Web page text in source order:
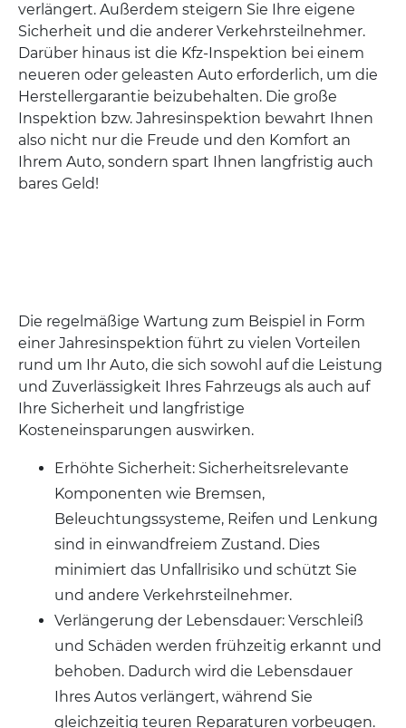
verlängert. Außerdem steigern Sie Ihre eigene
Sicherheit und die anderer Verkehrsteilnehmer.
Darüber hinaus ist die Kfz-Inspektion bei einem
neueren oder geleasten Auto erforderlich, um die
Herstellergarantie beizubehalten. Die große
Inspektion bzw. Jahresinspektion bewahrt Ihnen
also nicht nur die Freude und den Komfort an
Ihrem Auto, sondern spart Ihnen langfristig auch
bares Geld!
Die regelmäßige Wartung zum Beispiel in Form
einer Jahresinspektion führt zu vielen Vorteilen
rund um Ihr Auto, die sich sowohl auf die Leistung
und Zuverlässigkeit Ihres Fahrzeugs als auch auf
Ihre Sicherheit und langfristige
Kosteneinsparungen auswirken.
Erhöhte Sicherheit: Sicherheitsrelevante
Komponenten wie Bremsen,
Beleuchtungssysteme, Reifen und Lenkung
sind in einwandfreiem Zustand. Dies
minimiert das Unfallrisiko und schützt Sie
und andere Verkehrsteilnehmer.
Verlängerung der Lebensdauer: Verschleiß
und Schäden werden frühzeitig erkannt und
behoben. Dadurch wird die Lebensdauer
Ihres Autos verlängert, während Sie
gleichzeitig teuren Reparaturen vorbeugen.